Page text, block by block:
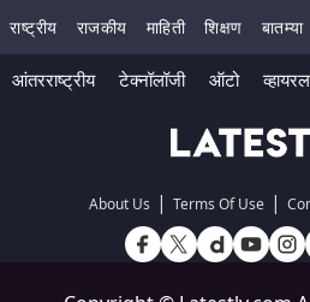
राष्ट्रीय राजकीय माहिती शिक्षण बातम्या
आंतरराष्ट्रीय टेक्नॉलॉजी ऑटो व्हायरल
About Us | Terms Of Use |